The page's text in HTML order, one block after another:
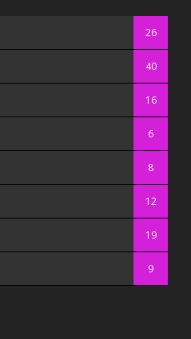
26
40
16
6
8
12
19
9